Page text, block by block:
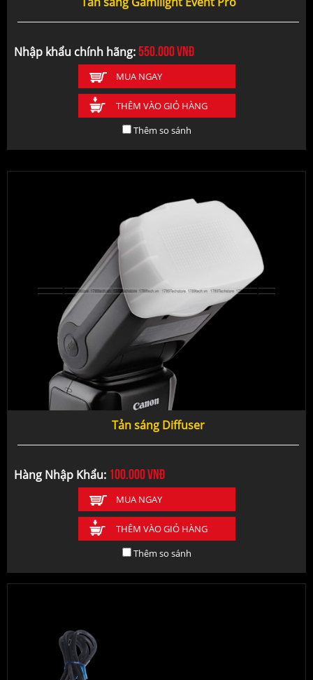
Nhập khẩu chính hãng:550.000vnđ
MUA NGAY
THÊM VÀO GIỎ HÀNG
Thêm so sánh
Tản sáng Diffuser
Hàng Nhập Khẩu: 100.000vnđ
MUA NGAY
THÊM VÀO GIỎ HÀNG
Thêm so sánh